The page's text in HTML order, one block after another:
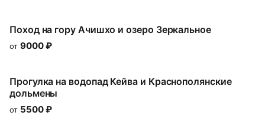
Поход на гору Ачишхо и озеро Зеркальное
от 9000₽
Прогулка на водопад Кейва и Краснополянские
дольмены
от 5500₽